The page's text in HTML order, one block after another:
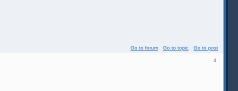
Go to forum Go to topic Go to post
4